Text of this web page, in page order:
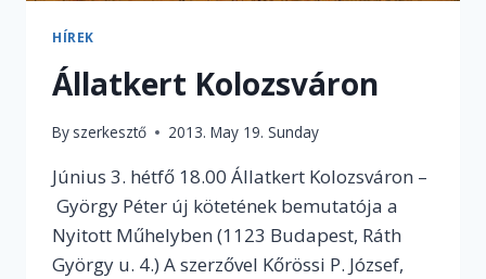
ALAPÍTVÁNY
NEMZETKÖZI
PROGRAMVEZETŐJÉVEL
HÍREK
Állatkert Kolozsváron
By szerkesztő 2013. May 19. Sunday
Június 3. hétfő 18.00 Állatkert Kolozsváron –
György Péter új kötetének bemutatója a
Nyitott Műhelyben (1123 Budapest, Ráth
György u. 4.) A szerzővel Kőrössi P. József,